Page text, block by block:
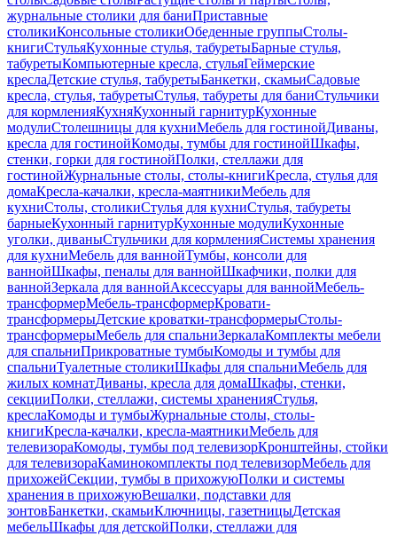
журнальные столики для баниПриставные
столикиКонсольные столикиОбеденные группыСтолы-
книгиСтульяКухонные стулья, табуретыБарные стулья,
табуретыКомпьютерные кресла, стульяГеймерские
креслаДетские стулья, табуретыБанкетки, скамьиСадовые
кресла, стулья, табуретыСтулья, табуреты для баниСтульчики
для кормленияКухняКухонный гарнитурКухонные
модулиСтолешницы для кухниМебель для гостинойДиваны,
кресла для гостинойКомоды, тумбы для гостинойШкафы,
стенки, горки для гостинойПолки, стеллажи для
гостинойЖурнальные столы, столы-книгиКресла, стулья для
домаКресла-качалки, кресла-маятникиМебель для
кухниСтолы, столикиСтулья для кухниСтулья, табуреты
барныеКухонный гарнитурКухонные модулиКухонные
уголки, диваныСтульчики для кормленияСистемы хранения
для кухниМебель для ваннойТумбы, консоли для
ваннойШкафы, пеналы для ваннойШкафчики, полки для
ваннойЗеркала для ваннойАксессуары для ваннойМебель-
трансформерМебель-трансформерКровати-
трансформерыДетские кроватки-трансформерыСтолы-
трансформерыМебель для спальниЗеркалаКомплекты мебели
для спальниПрикроватные тумбыКомоды и тумбы для
спальниТуалетные столикиШкафы для спальниМебель для
жилых комнатДиваны, кресла для домаШкафы, стенки,
секцииПолки, стеллажи, системы храненияСтулья,
креслаКомоды и тумбыЖурнальные столы, столы-
книгиКресла-качалки, кресла-маятникиМебель для
телевизораКомоды, тумбы под телевизорКронштейны, стойки
для телевизораКаминокомплекты под телевизорМебель для
прихожейСекции, тумбы в прихожуюПолки и системы
хранения в прихожуюВешалки, подставки для
зонтовБанкетки, скамьиКлючницы, газетницыДетская
мебельШкафы для детскойПолки, стеллажи для